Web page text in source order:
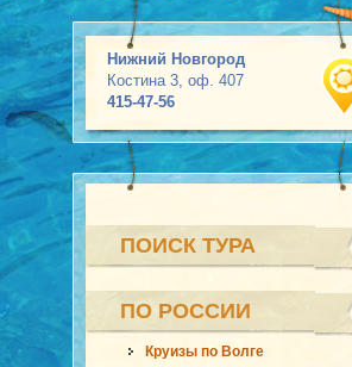
Нижний Новгород
Костина 3, оф. 407
415-47-56
ПОИСК ТУРА
ПО РОССИИ
Круизы по Волге